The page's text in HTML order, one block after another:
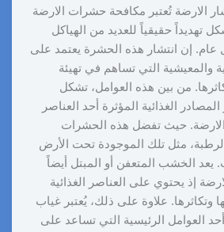
الارضة تُعتبر مكافحة حشرات الارضة
تهديداً حقيقياً للعديد من الهياكل
عام. إن انتشار هذه الحشرة يعتمد على
والمعيشية التي تساهم في تهيئة
من بين هذه العوامل، تشكل
المصادر الغذائية المؤثرة أحد العناصر
الارضة. حيث تفضل هذه الحشرات
مثل تلك الموجودة تحت الأرض
الخشب المتعفن أو المبتل أيضاً
إذ يحتوي على العناصر الغذائية
وتكاثرها. علاوة على ذلك، يُعتبر غياب
أحد العوامل الرئيسية التي تساعد على